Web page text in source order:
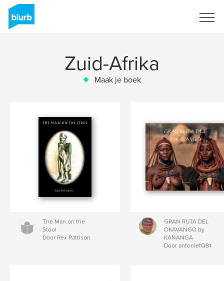
Zuid-Afrika
Maak je boek
The Man on the
Stool
Door Rex Pattison
GRAN RUTA DEL
OKAVANGO by
KANANGA
Door antonietQ81